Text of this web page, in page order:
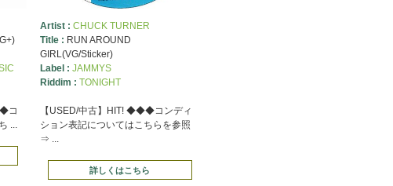
コ
...
Artist : CHUCK TURNER
Title : RUN AROUND
GIRL(VG/Sticker)
Label : JAMMYS
Riddim : TONIGHT
【USED/中古】HIT! ◆◆◆コンディ
ション表記についてはこちらを参照
⇒ ...
詳しくはこちら